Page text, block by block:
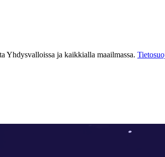
Yhdysvalloissa ja kaikkialla maailmassa.